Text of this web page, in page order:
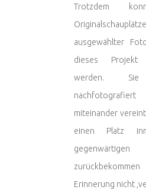
Trotzdem
Originalschauplätze
ausgewählter
dieses Projekt
werden. Sie
miteinander
einen Platz
gegenwärtigen
Erinnerung nicht